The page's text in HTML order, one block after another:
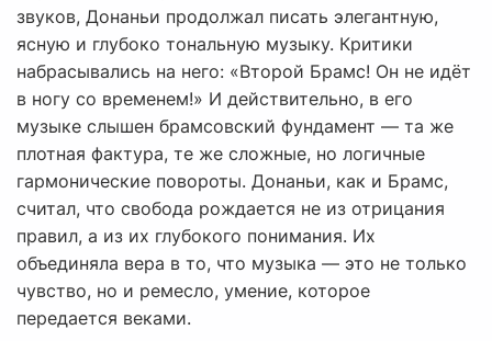
звуков, Донаньи продолжал писать элегантную,
ясную и глубоко тональную музыку. Критики
набрасывались на него: «Второй Брамс! Он не идёт
в ногу со временем!» И действительно, в его
музыке слышен брамсовский фундамент — та же
плотная фактура, те же сложные, но логичные
гармонические повороты. Донаньи, как и Брамс,
считал, что свобода рождается не из отрицания
правил, а из их глубокого понимания. Их
объединяла вера в то, что музыка — это не только
чувство, но и ремесло, умение, которое
передается веками.